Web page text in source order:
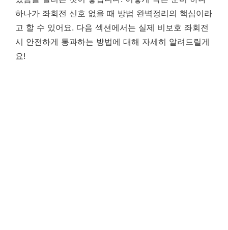
하나가 좌회전 신호 없을 때 방법 완벽정리의 핵심이라
고 할 수 있어요. 다음 섹션에서는 실제 비보호 좌회전
시 안전하게 통과하는 방법에 대해 자세히 알려드릴게
요!